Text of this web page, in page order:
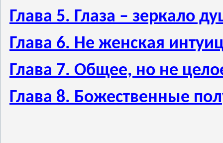
Глава 5. Глаза – зеркало
Глава 6. Не женская
Глава 7. Общее, но не
Глава 8. Божественные